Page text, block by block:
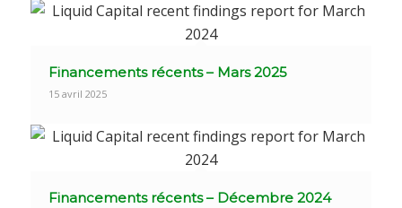
Financements récents – Mars 2025
15 avril 2025
Financements récents – Décembre 2024